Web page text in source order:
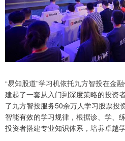
“易知股道”学习机依托九方智投在金
建起了一套从入门到深度策略的投资
了九方智投服务50余万人学习股票投
智能有效的学习规律，根据诊、学、
投资者搭建专业知识体系，培养卓越学